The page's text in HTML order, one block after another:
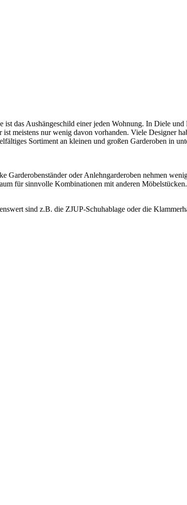
das Aushängeschild einer jeden Wohnung. In Diele
meistens nur wenig davon vorhanden. Viele Designer
Sortiment an kleinen und großen Garderoben in
Garderobenständer oder Anlehngarderoben nehmen
für sinnvolle Kombinationen mit anderen
sind z.B. die ZJUP-Schuhablage oder die